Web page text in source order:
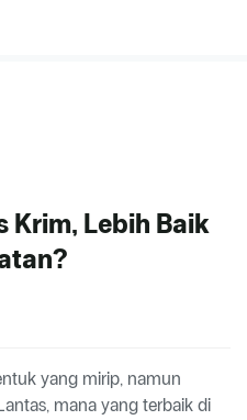
Krim, Lebih Baik
yang mirip, namun
mana yang terbaik di